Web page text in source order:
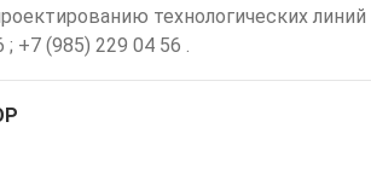
технологических
+7 (985) 229 04 56 .